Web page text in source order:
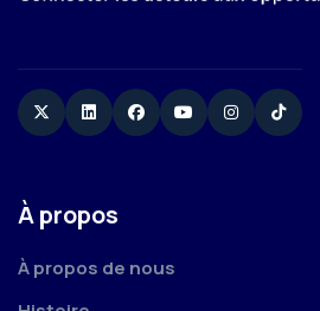
TwitterLinkedinFacebookYouTubeInstagram
TikTok
À propos
À propos de nous